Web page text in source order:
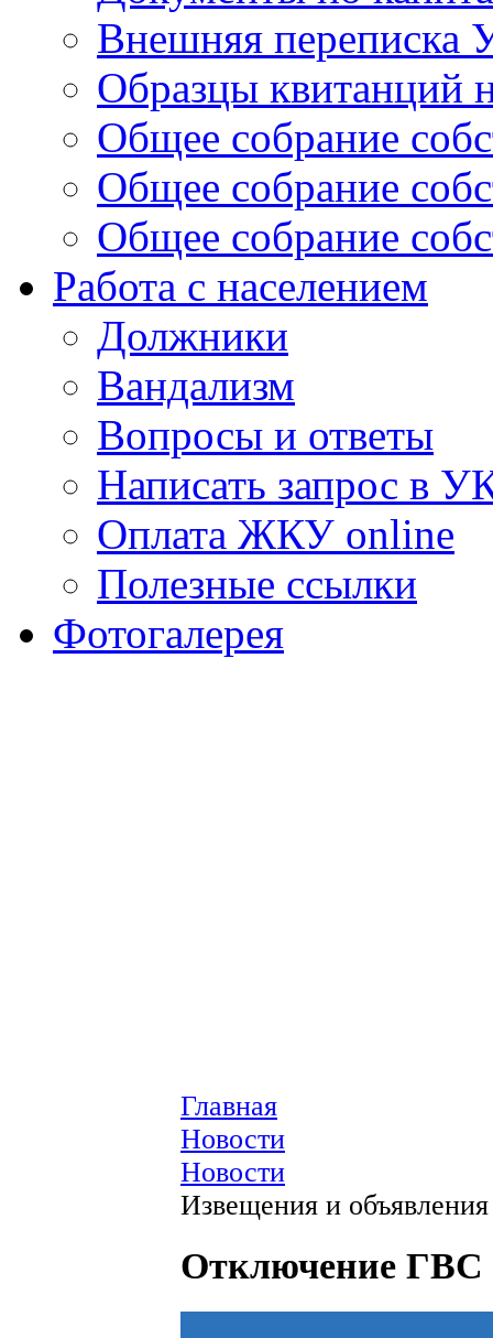
Внешняя переписка
Образцы квитанций
Общее собрание
Общее собрание
Общее собрание
Работа с населением
Должники
Вандализм
Вопросы и ответы
Написать запрос в
Оплата ЖКУ online
Полезные ссылки
Фотогалерея
Главная
Новости
Новости
Извещения и объявления
Отключение ГВС